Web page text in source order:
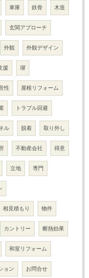
車庫 鉄骨 木造
玄関アプローチ
外観 外観デザイン
援 塀
性 屋根リフォーム
トラブル回避
ル 脱着 取り外し
不動産会社 得意
立地 専門
相見積もり 物件
カントリー 断熱効果
和室リフォーム
ョン お問合せ